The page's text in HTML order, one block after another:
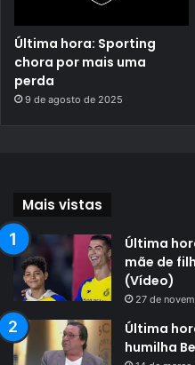
Última hora: Sporting
chora por mais uma
perda
9 de agosto de 2025
Mais vistas
Última
mãe de
(Vídeo)
27 de
Última
humilha